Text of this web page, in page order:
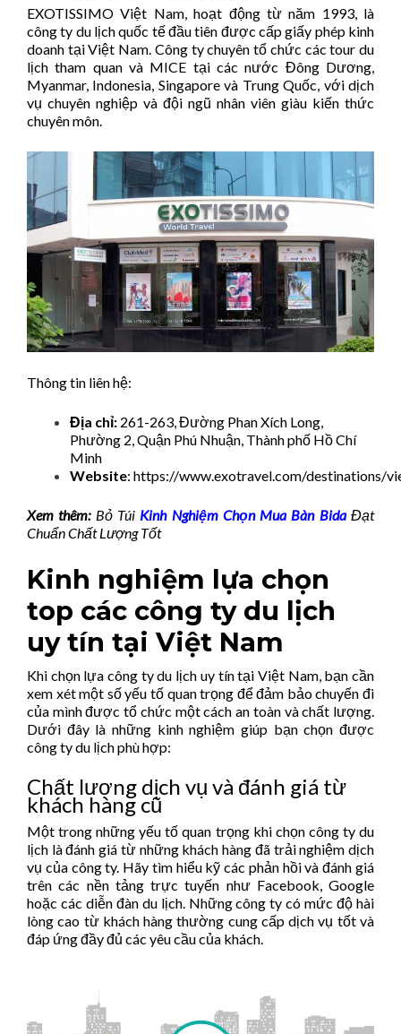
EXOTISSIMO Việt Nam, hoạt động từ năm 1993, là
công ty du lịch quốc tế đầu tiên được cấp giấy phép kinh
doanh tại Việt Nam. Công ty chuyên tổ chức các tour du
lịch tham quan và MICE tại các nước Đông Dương,
Myanmar, Indonesia, Singapore và Trung Quốc, với dịch
vụ chuyên nghiệp và đội ngũ nhân viên giàu kiến thức
chuyên môn.​
Thông tin liên hệ:
Địa chỉ: 261-263, Đường Phan Xích Long,
Phường 2, Quận Phú Nhuận, Thành phố Hồ Chí
Minh
Website: https://www.exotravel.com/destinations/
Xem thêm: Bỏ Túi Kinh Nghiệm Chọn Mua Bàn BidaĐạt
Chuẩn Chất Lượng Tốt
Kinh nghiệm lựa chọn
top các công ty du lịch
uy tín tại Việt Nam
Khi chọn lựa công ty du lịch uy tín tại Việt Nam, bạn cần
xem xét một số yếu tố quan trọng để đảm bảo chuyến đi
của mình được tổ chức một cách an toàn và chất lượng.
Dưới đây là những kinh nghiệm giúp bạn chọn được
công ty du lịch phù hợp:
Chất lượng dịch vụ và đánh giá từ
khách hàng cũ
Một trong những yếu tố quan trọng khi chọn công ty du
lịch là đánh giá từ những khách hàng đã trải nghiệm dịch
vụ của công ty. Hãy tìm hiểu kỹ các phản hồi và đánh giá
trên các nền tảng trực tuyến như Facebook, Google
hoặc các diễn đàn du lịch. Những công ty có mức độ hài
lòng cao từ khách hàng thường cung cấp dịch vụ tốt và
đáp ứng đầy đủ các yêu cầu của khách.